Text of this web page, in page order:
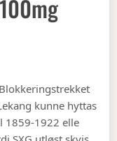
kunne hyttas
1859-1922 elle